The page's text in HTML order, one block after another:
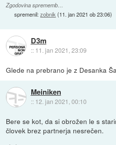
Zgodovina sprememb…
spremenil:zobnik (11. jan 2021 ob 23:06)
D3m
:: 11. jan 2021, 23:09
Glede na prebrano je z Desanka
Meiniken
:: 12. jan 2021, 00:10
Bere se kot, da si obrožen le s
človek brez partnerja nesrečen.